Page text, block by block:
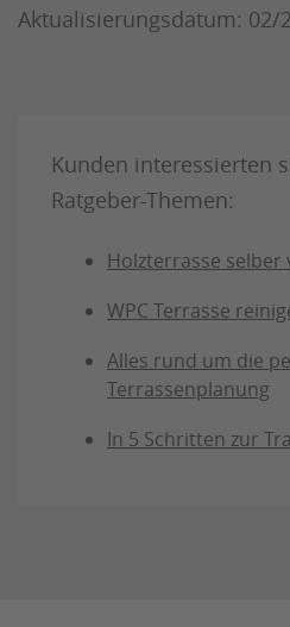
Aktualisierungsdatum: 02/
Kunden interessierten
Ratgeber-Themen:
Holzterrasse selber
WPC Terrasse
Alles rund um die
Terrassenplanung
In 5 Schritten zur